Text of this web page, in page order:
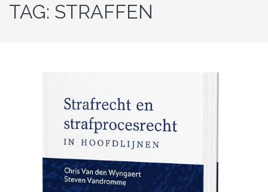
TAG: STRAFFEN